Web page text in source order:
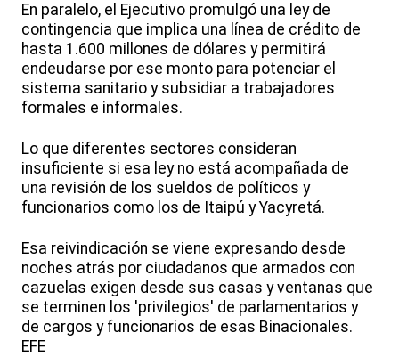
En paralelo, el Ejecutivo promulgó una ley de
contingencia que implica una línea de crédito de
hasta 1.600 millones de dólares y permitirá
endeudarse por ese monto para potenciar el
sistema sanitario y subsidiar a trabajadores
formales e informales.
Lo que diferentes sectores consideran
insuficiente si esa ley no está acompañada de
una revisión de los sueldos de políticos y
funcionarios como los de Itaipú y Yacyretá.
Esa reivindicación se viene expresando desde
noches atrás por ciudadanos que armados con
cazuelas exigen desde sus casas y ventanas que
se terminen los 'privilegios' de parlamentarios y
de cargos y funcionarios de esas Binacionales.
EFE